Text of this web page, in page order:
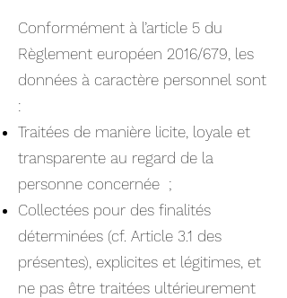
Conformément à l’article 5 du
Règlement européen 2016/679, les
données à caractère personnel sont
:
Traitées de manière licite, loyale et
transparente au regard de la
personne concernée ;
Collectées pour des finalités
déterminées (cf. Article 3.1 des
présentes), explicites et légitimes, et
ne pas être traitées ultérieurement